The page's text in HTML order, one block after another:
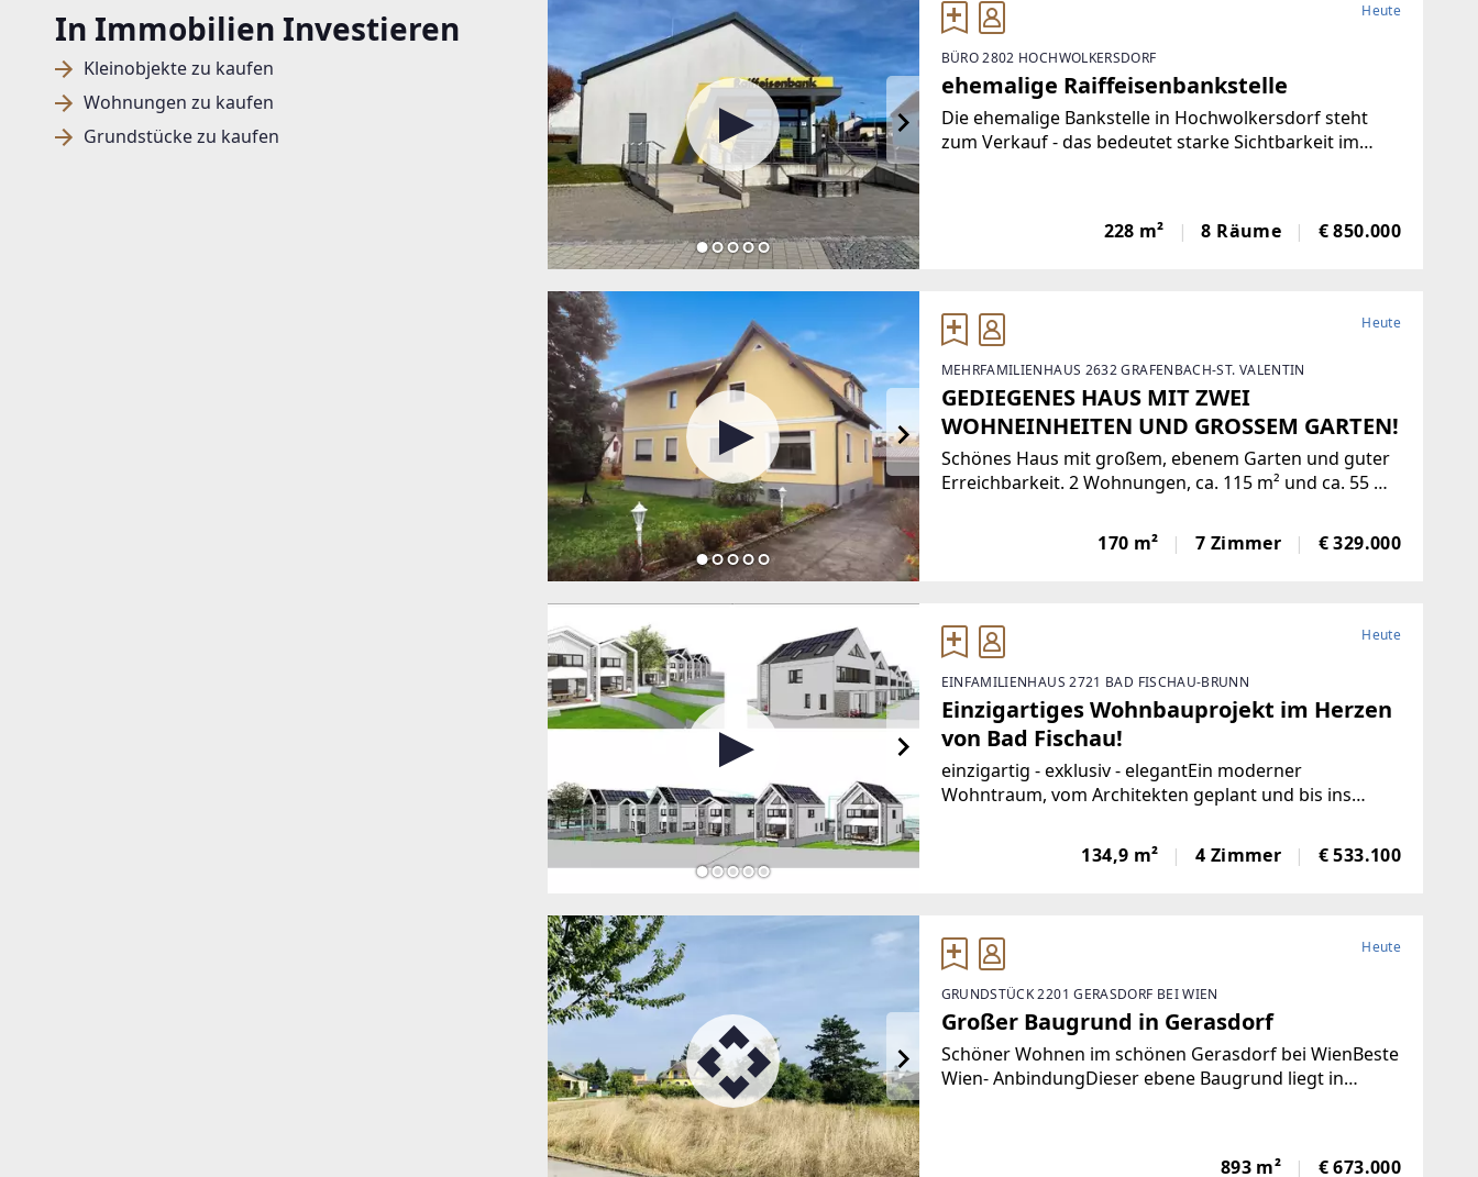
In Immobilien Investieren
Kleinobjekte zu kaufen
Wohnungen zu kaufen
Grundstücke zu kaufen
Heute
BÜRO 2802 HOCHWOLKERSDORF
ehemalige Raiffeisenbankstelle
Die ehemalige Bankstelle in Hochwolkersdorf steht
zum Verkauf - das bedeutet starke Sichtbarkeit im
228 m² 8 Räume € 850.000
Heute
MEHRFAMILIENHAUS 2632 GRAFENBACH-ST. VALENTIN
GEDIEGENES HAUS MIT ZWEI
WOHNEINHEITEN UND GROSSEM GARTEN!
Schönes Haus mit großem, ebenem Garten und guter
Erreichbarkeit. 2 Wohnungen, ca. 115 m² und ca. 55 m².
Isolierverglasung und Außenrollos, Fassade inkl.
Vollwärmedämmung, Loggia, Zentralheizung mit Gas170 m² 7 Zimmer € 329.000
Heute
EINFAMILIENHAUS 2721 BAD FISCHAU-BRUNN
Einzigartiges Wohnbauprojekt im Herzen
von Bad Fischau!
einzigartig - exklusiv - elegantEin moderner
Wohntraum, vom Architekten geplant und bis ins
ebener Garten und eine vorgesetzte Terrasse mit
Überdachung und Umgrenzung wird
134,9 m² 4 Zimmer € 533.100
Heute
GRUNDSTÜCK 2201 GERASDORF BEI WIEN
Großer Baugrund in Gerasdorf
Schöner Wohnen im schönen Gerasdorf bei WienBeste
Wien- AnbindungDieser ebene Baugrund liegt in
893 m² € 673.000